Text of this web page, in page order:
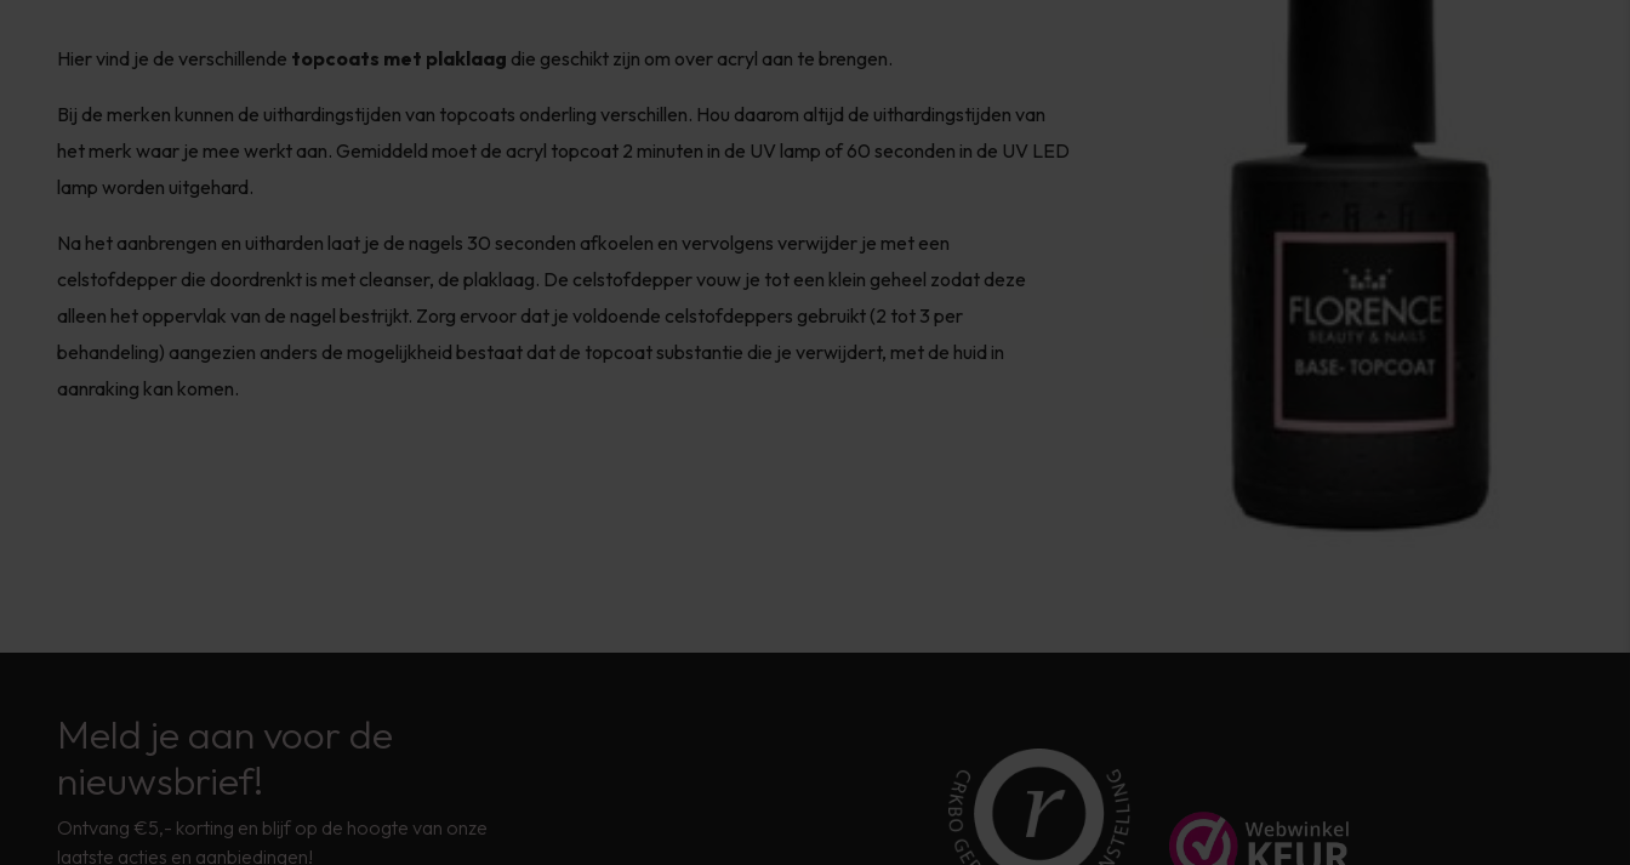
Hier vind je de verschillende topcoats met plaklaag die geschikt zijn om over acryl aan te brengen.
Bij de merken kunnen de uithardingstijden van topcoats onderling verschillen. Hou daarom altijd de uithardingstijden van
het merk waar je mee werkt aan. Gemiddeld moet de acryl topcoat 2 minuten in de UV lamp of 60 seconden in de UV LED
lamp worden uitgehard.
Na het aanbrengen en uitharden laat je de nagels 30 seconden afkoelen en vervolgens verwijder je met een
celstofdepper die doordrenkt is met cleanser, de plaklaag. De celstofdepper vouw je tot een klein geheel zodat deze
alleen het oppervlak van de nagel bestrijkt. Zorg ervoor dat je voldoende celstofdeppers gebruikt (2 tot 3 per
behandeling) aangezien anders de mogelijkheid bestaat dat de topcoat substantie die je verwijdert, met de huid in
aanraking kan komen.
Meld je aan voor de
nieuwsbrief!
Ontvang €5,- korting en blijf op de hoogte van onze
laatste acties en aanbiedingen!